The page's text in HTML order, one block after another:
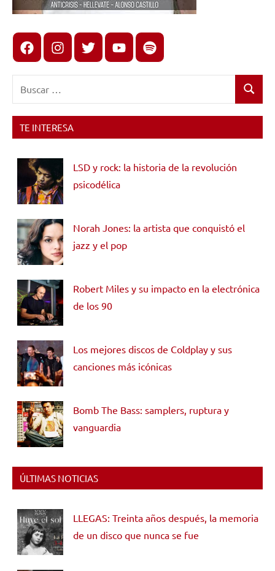
FacebookInstagram
X youtubespotify
Buscar
TE INTERESA
LSD y rock: la historia de la revolución
psicodélica
Norah Jones: la artista que conquistó el
jazz y el pop
Robert Miles y su impacto en la electrónica
de los 90
Los mejores discos de Coldplay y sus
canciones más icónicas
Bomb The Bass: samplers, ruptura y
vanguardia
ÚLTIMAS NOTICIAS
LLEGAS: Treinta años después, la memoria
de un disco que nunca se fue